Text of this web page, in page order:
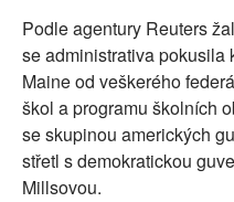
Podle agentury Reuters
se administrativa pokusila
Maine od veškerého
škol a programu školních
se skupinou amerických
střetl s demokratickou
Millsovou.